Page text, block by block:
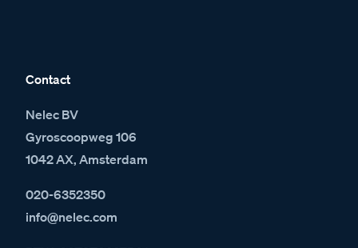
Contact
Nelec BV
Gyroscoopweg 106
1042 AX, Amsterdam
020-6352350
info@nelec.com